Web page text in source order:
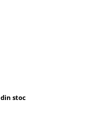
stoc